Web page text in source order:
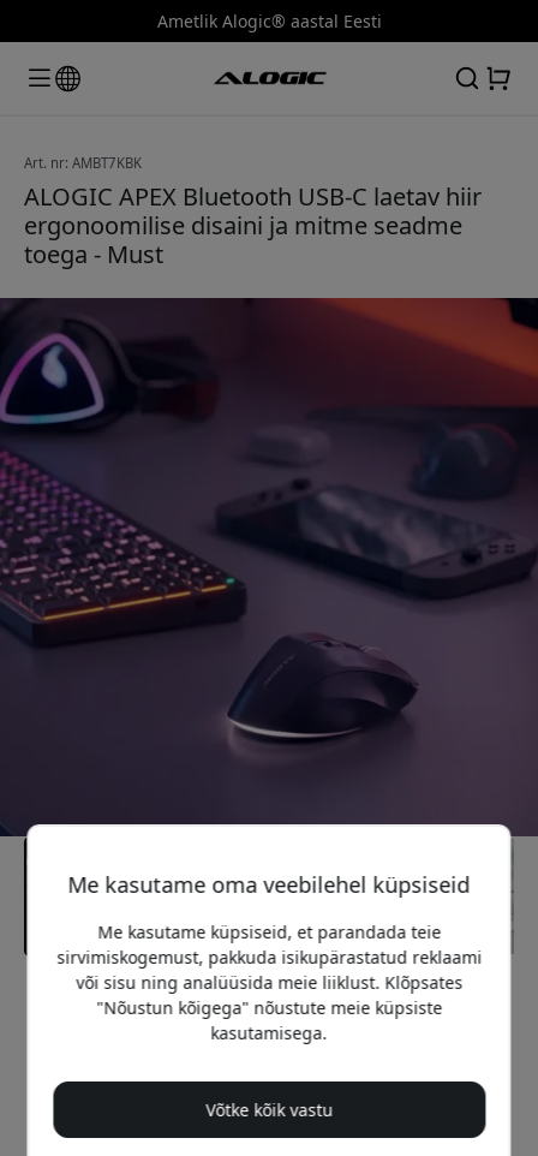
Ametlik Alogic® aastal Eesti
Art. nr: AMBT7KBK
ALOGIC APEX Bluetooth USB-C laetav hiir
ergonoomilise disaini ja mitme seadme
toega - Must
Soovitatav hind
59.99 EUR
Me kasutame oma veebilehel küpsiseid
Me kasutame küpsiseid, et parandada teie
sirvimiskogemust, pakkuda isikupärastatud reklaami
või sisu ning analüüsida meie liiklust. Klõpsates
"Nõustun kõigega" nõustute meie küpsiste
kasutamisega.
Võtke kõik vastu